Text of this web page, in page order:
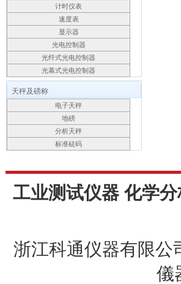
计时仪表
速度表
显示器
光电控制器
光纤式光电控制器
光幕式光电控制器
天秤及磅称
电子天秤
地磅
分析天秤
标准砝码
工业测试仪器 化学
浙江科通仪器有限
儀